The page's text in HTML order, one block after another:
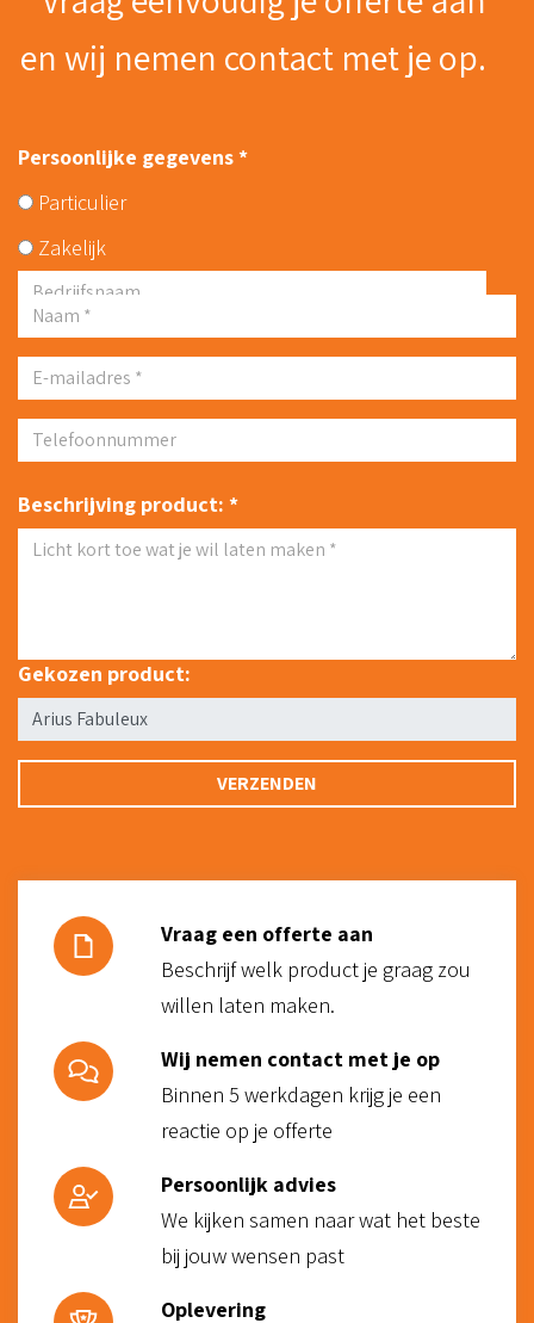
en wij nemen contact met je op.
Persoonlijke gegevens *
Particulier
Zakelijk
Beschrijving product: *
Gekozen product:
Vraag een offerte aan
Beschrijf welk product je graag zou
willen laten maken.
Wij nemen contact met je op
Binnen 5 werkdagen krijg je een
reactie op je offerte
Persoonlijk advies
We kijken samen naar wat het beste
bij jouw wensen past
Oplevering